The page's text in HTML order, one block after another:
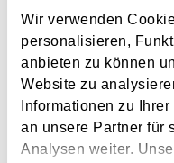
Wir verwenden
personalisieren,
anbieten zu können
Website zu
Informationen zu
an unsere Partner für
Analysen weiter.
Problemstellung und
sollen
im Zuge von
die Unkenntnis über
typischerweise stellt sich